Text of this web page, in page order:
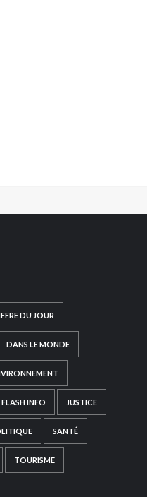
DU JOUR
DANS LE MONDE
FLASH INFO JUSTICE
SANTÉ
TOURISME